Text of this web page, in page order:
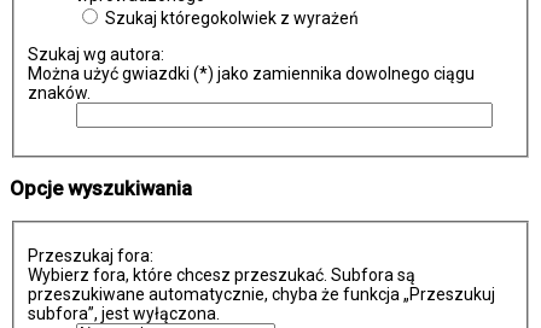
Szukaj któregokolwiek z wyrażeń
Szukaj wg autora:
Można użyć gwiazdki (*) jako zamiennika dowolnego ciągu
znaków.
Opcje wyszukiwania
Przeszukaj fora:
Wybierz fora, które chcesz przeszukać. Subfora są
przeszukiwane automatycznie, chyba że funkcja „Przeszukuj
subfora”, jest wyłączona.